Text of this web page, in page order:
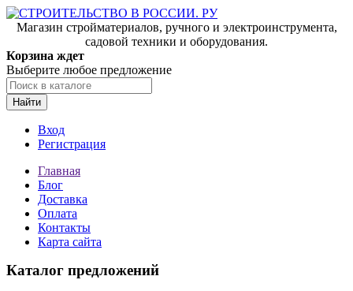
Магазин стройматериалов, ручного и электроинструмента,
садовой техники и оборудования.
Корзина ждет
Выберите любое предложение
Найти
Вход
Регистрация
Главная
Блог
Доставка
Оплата
Контакты
Карта сайта
Каталог предложений